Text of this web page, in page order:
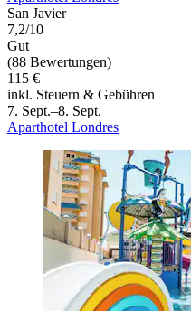
San Javier
7,2/10
Gut
(88 Bewertungen)
115 €
inkl. Steuern & Gebühren
7. Sept.–8. Sept.
Aparthotel Londres